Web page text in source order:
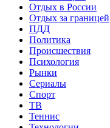
Отдых в России
Отдых за границей
ПДД
Политика
Происшествия
Психология
Рынки
Сериалы
Спорт
ТВ
Теннис